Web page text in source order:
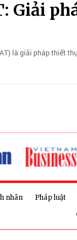
Giải
là giải pháp thiết
nhân Pháp luật